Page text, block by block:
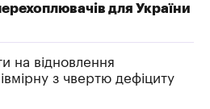
для України
на відновлення
з чвертю дефіциту